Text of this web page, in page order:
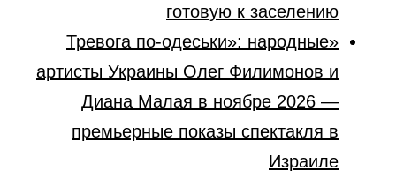
готовую к заселению
«Тревога по-одеськи»: народные
артисты Украины Олег Филимонов и
Диана Малая в ноябре 2026 —
премьерные показы спектакля в
Израиле